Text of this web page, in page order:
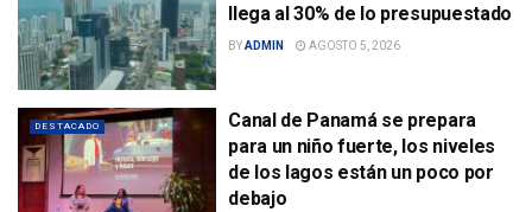
llega al 30% de lo presupuestado
BYADMIN AGOSTO 5, 2026
DESTACADO
Canal de Panamá se prepara
para un niño fuerte, los niveles
de los lagos están un poco por
debajo